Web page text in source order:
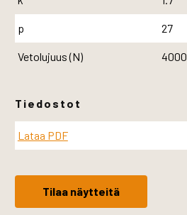
p 27
Vetolujuus (N) 4000
Tiedostot
Lataa PDF
Tilaa näytteitä